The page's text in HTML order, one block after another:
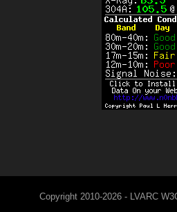
Copyright 2010-2026 - LVARC